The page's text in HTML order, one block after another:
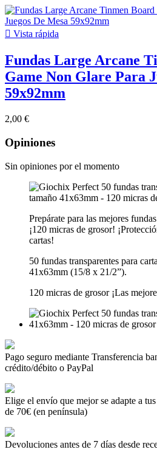
 Vista rápida
Fundas Large Arcane
Game Non Glare Para
59x92mm
2,00 €
Opiniones
Sin opiniones por el momento
Prepárate para las mejores
¡120 micras de grosor!
cartas!
50 fundas transparentes para
41x63mm (15/8 x 21/2”).
120 micras de grosor ¡Las
Pago seguro mediante Transferencia
crédito/débito o PayPal
Elige el envío que mejor se adapte a
de 70€ (en península)
Devoluciones antes de 7 días desde